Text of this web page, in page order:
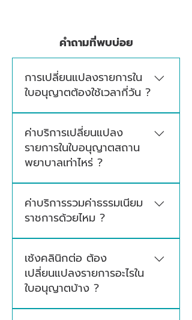
คำถามที่พบบ่อย
การเปลี่ยนแปลงรายการใน
ใบอนุญาตต้องใช้เวลากี่วัน ?
การเปลี่ยนแปลงและความสมบูรณ์ของ
เอกสาร การเปลี่ยนชื่อและเวลามักเร็วกว่า ส่วน
การเปลี่ยนแปลงพื้นที่อาจต้องมีการตรวจสถาน
ค่าบริการเปลี่ยนแปลง
รายการในใบอนุญาตสถาน
พยาบาลเท่าไหร่ ?
เปลี่ยนแปลงและความซับซ้อนของแต่ละ
กรณี สามารถติดต่อปรึกษาและรับใบเสนอราคา
ค่าบริการรวมค่าธรรมเนียม
ราชการด้วยไหม ?
ราชการ ซึ่งจะแจ้งให้ทราบล่วงหน้าทั้งหมดก่อน
เริ่มดำเนินการ ไม่มีค่าใช้จ่ายแอบแฝง
เซ้งคลินิกต่อ ต้อง
เปลี่ยนแปลงรายการอะไรใน
ใบอนุญาตบ้าง ?